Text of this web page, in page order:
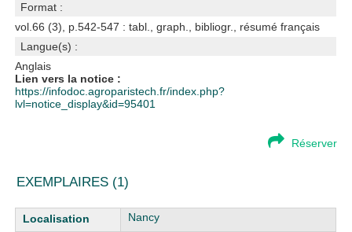
Format :
vol.66 (3), p.542-547 : tabl., graph., bibliogr., résumé français
Langue(s) :
Anglais
Lien vers la notice :
https://infodoc.agroparistech.fr/index.php?
lvl=notice_display&id=95401
Réserver
EXEMPLAIRES (1)
Liste des exemplaires
Nancy